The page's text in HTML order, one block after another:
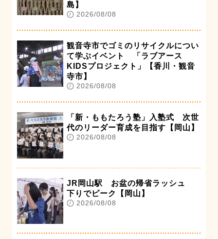
島】
2026/08/08
観音寺市でゴミのリサイクルについ
て学ぶイベント 「ラブアース
KIDSプロジェクト」【香川・観音
寺市】
2026/08/08
「新・ももたろう塾」入塾式 次世
代のリーダー育成を目指す【岡山】
2026/08/08
JR岡山駅 お盆の帰省ラッシュ
下りでピーク【岡山】
2026/08/08